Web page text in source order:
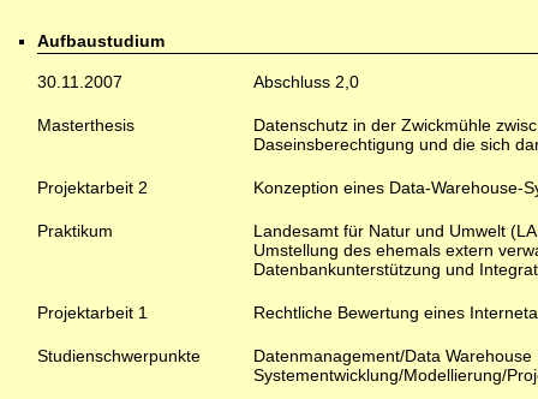
Aufbaustudium
30.11.2007 Abschluss 2,0
Masterthesis
Datenschutz in der Zwickmühle
Daseinsberechtigung und die sich
Projektarbeit 2 Konzeption eines Data-Warehouse-
Praktikum
Landesamt für Natur und Umwelt
Umstellung des ehemals extern
Datenbankunterstützung und
Projektarbeit 1 Rechtliche Bewertung eines
Studienschwerpunkte
Datenmanagement/Data Warehouse
Systementwicklung/Modellierung/